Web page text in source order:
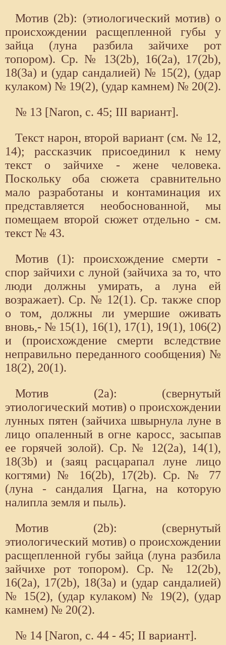
Мотив (2b): (этиологический мотив) о
происхождении расщепленной губы у
зайца (луна разбила зайчихе рот
топором). Ср. № 13(2b), 16(2а), 17(2b),
18(3а) и (удар сандалией) № 15(2), (удар
кулаком) № 19(2), (удар камнем) № 20(2).
№ 13 [Naron, с. 45; III вариант].
Текст нарон, второй вариант (см. № 12,
14); рассказчик присоединил к нему
текст о зайчихе - жене человека.
Поскольку оба сюжета сравнительно
мало разработаны и контаминация их
представляется необоснованной, мы
помещаем второй сюжет отдельно - см.
текст № 43.
Мотив (1): происхождение смерти -
спор зайчихи с луной (зайчиха за то, что
люди должны умирать, а луна ей
возражает). Ср. № 12(1). Ср. также спор
о том, должны ли умершие оживать
вновь,- № 15(1), 16(1), 17(1), 19(1), 106(2)
и (происхождение смерти вследствие
неправильно переданного сообщения) №
18(2), 20(1).
Мотив (2а): (свернутый
этиологический мотив) о происхождении
лунных пятен (зайчиха швырнула луне в
лицо опаленный в огне каросс, засыпав
ее горячей золой). Ср. № 12(2а), 14(1),
18(3b) и (заяц расцарапал луне лицо
когтями) № 16(2b), 17(2b). Ср. № 77
(луна - сандалия Цагна, на которую
налипла земля и пыль).
Мотив (2b): (свернутый
этиологический мотив) о происхождении
расщепленной губы зайца (луна разбила
зайчихе рот топором). Ср. № 12(2b),
16(2a), 17(2b), 18(3а) и (удар сандалией)
№ 15(2), (удар кулаком) № 19(2), (удар
камнем) № 20(2).
№ 14 [Naron, с. 44 - 45; II вариант].